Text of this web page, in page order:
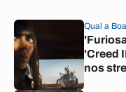
Qual a
'Creed
nos